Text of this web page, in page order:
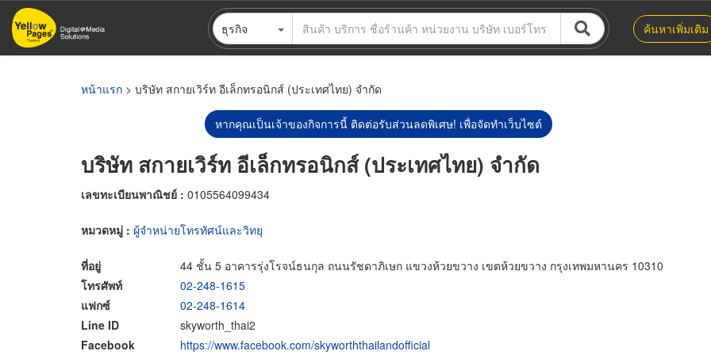
ข้าม
ไป
ธุรกิจ ค้นหาเพิ่มเติม
หน้าแรก > บริษัท สกายเวิร์ท อีเล็กทรอนิกส์ (ประเทศไทย) จำกัด
หากคุณเป็นเจ้าของกิจการนี้ ติดต่อรับส่วนลดพิเศษ! เพื่อจัดทำเว็บไซต์
บริษัท สกายเวิร์ท อีเล็กทรอนิกส์ (ประเทศไทย) จำกัด
เลขทะเบียนพาณิชย์ : 0105564099434
หมวดหมู่ : ผู้จำหน่ายโทรทัศน์และวิทยุ
ที่อยู่
44 ชั้น 5 อาคารรุ่งโรจน์ธนกุล ถนนรัชดาภิเษก แขวงห้วยขวาง เขตห้วยขวาง กรุงเทพมหานคร 10310
โทรศัพท์
02-248-1615
แฟกซ์
02-248-1614
Line ID
skyworth_thai2
Facebook
https://www.facebook.com/skyworththailandofficial